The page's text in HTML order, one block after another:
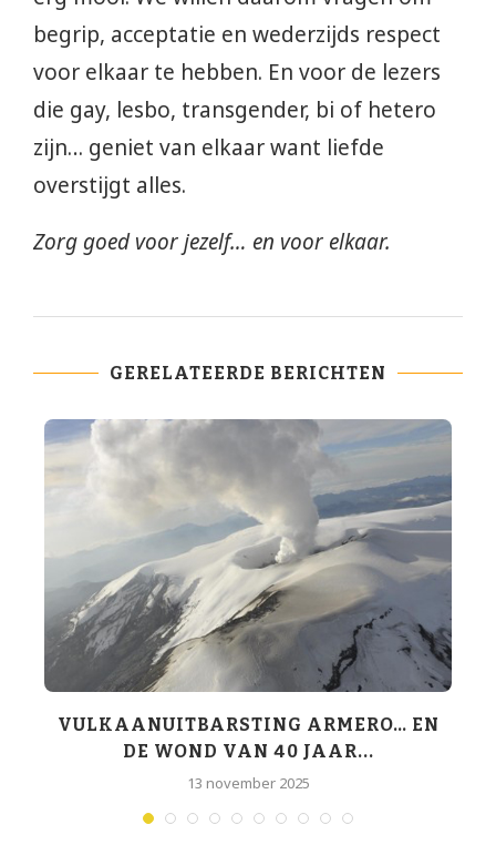
begrip, acceptatie en wederzijds respect
voor elkaar te hebben. En voor de lezers
die gay, lesbo, transgender, bi of hetero
zijn… geniet van elkaar want liefde
overstijgt alles.
Zorg goed voor jezelf… en voor elkaar.
GERELATEERDE BERICHTEN
VULKAANUITBARSTING ARMERO… EN
DE WOND VAN 40 JAAR...
13 november 2025